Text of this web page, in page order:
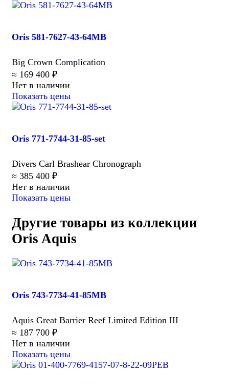
Oris 581-7627-43-64MB
Big Crown Complication
≈ 169 400 ₽
Нет в наличии
Показать цены
Oris 771-7744-31-85-set
Divers Carl Brashear Chronograph
≈ 385 400 ₽
Нет в наличии
Показать цены
Другие товары из коллекции
Oris Aquis
Oris 743-7734-41-85MB
Aquis Great Barrier Reef Limited Edition III
≈ 187 700 ₽
Нет в наличии
Показать цены